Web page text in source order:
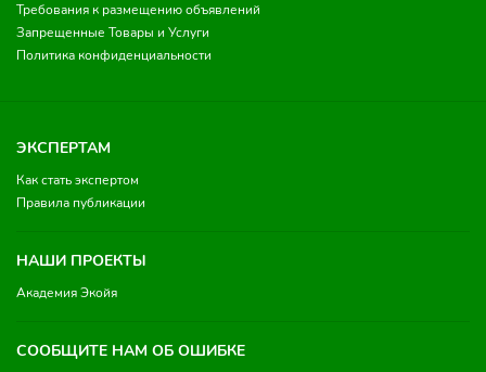
Требования к размещению объявлений
Запрещенные Товары и Услуги
Политика конфиденциальности
ЭКСПЕРТАМ
Как стать экспертом
Правила публикации
НАШИ ПРОЕКТЫ
Академия Экойя
СООБЩИТЕ НАМ ОБ ОШИБКЕ